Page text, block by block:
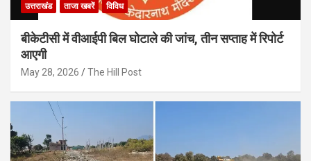
उत्तराखंड ताजा खबरें विविध
बीकेटीसी में वीआईपी बिल घोटाले की जांच, तीन सप्ताह में रिपोर्ट
आएगी
May 28, 2026 The Hill Post